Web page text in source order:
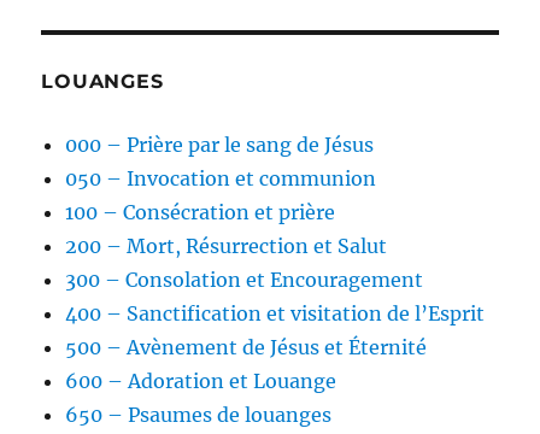
LOUANGES
000 – Prière par le sang de Jésus
050 – Invocation et communion
100 – Consécration et prière
200 – Mort, Résurrection et Salut
300 – Consolation et Encouragement
400 – Sanctification et visitation de l’Esprit
500 – Avènement de Jésus et Éternité
600 – Adoration et Louange
650 – Psaumes de louanges